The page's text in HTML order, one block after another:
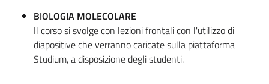
BIOLOGIA MOLECOLARE
Il corso si svolge con lezioni frontali con l'utilizzo di
diapositive che verranno caricate sulla piattaforma
Studium, a disposizione degli studenti.